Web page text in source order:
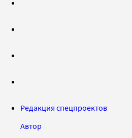
Редакция спецпроектов
Автор